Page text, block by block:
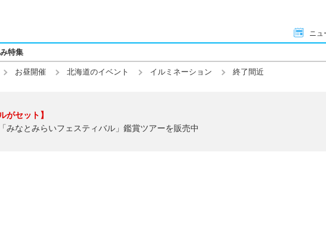
ニュ
特集
お昼開催 北海道のイベント イルミネーション 終了間近
がセット】
みなとみらいフェスティバル」鑑賞ツアーを販売中